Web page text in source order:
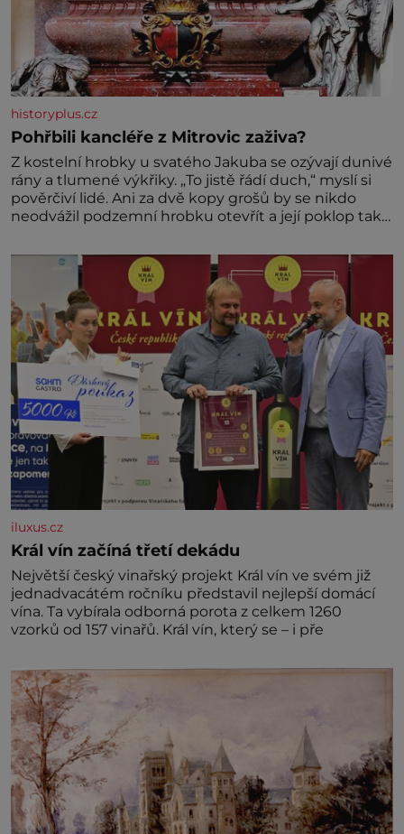
historyplus.cz
Pohřbili kancléře z Mitrovic zaživa?
Z kostelní hrobky u svatého Jakuba se ozývají dunivé
rány a tlumené výkřiky. „To jistě řádí duch,“ myslí si
pověrčiví lidé. Ani za dvě kopy grošů by se nikdo
neodvážil podzemní hrobku otevřít a její poklop tak
divné burácení skutečně ustane. Když o mnoho let
později hrobku
iluxus.cz
Král vín začíná třetí dekádu
Největší český vinařský projekt Král vín ve svém již
jednadvacátém ročníku představil nejlepší domácí
vína. Ta vybírala odborná porota z celkem 1260
vzorků od 157 vinařů. Král vín, který se – i pře